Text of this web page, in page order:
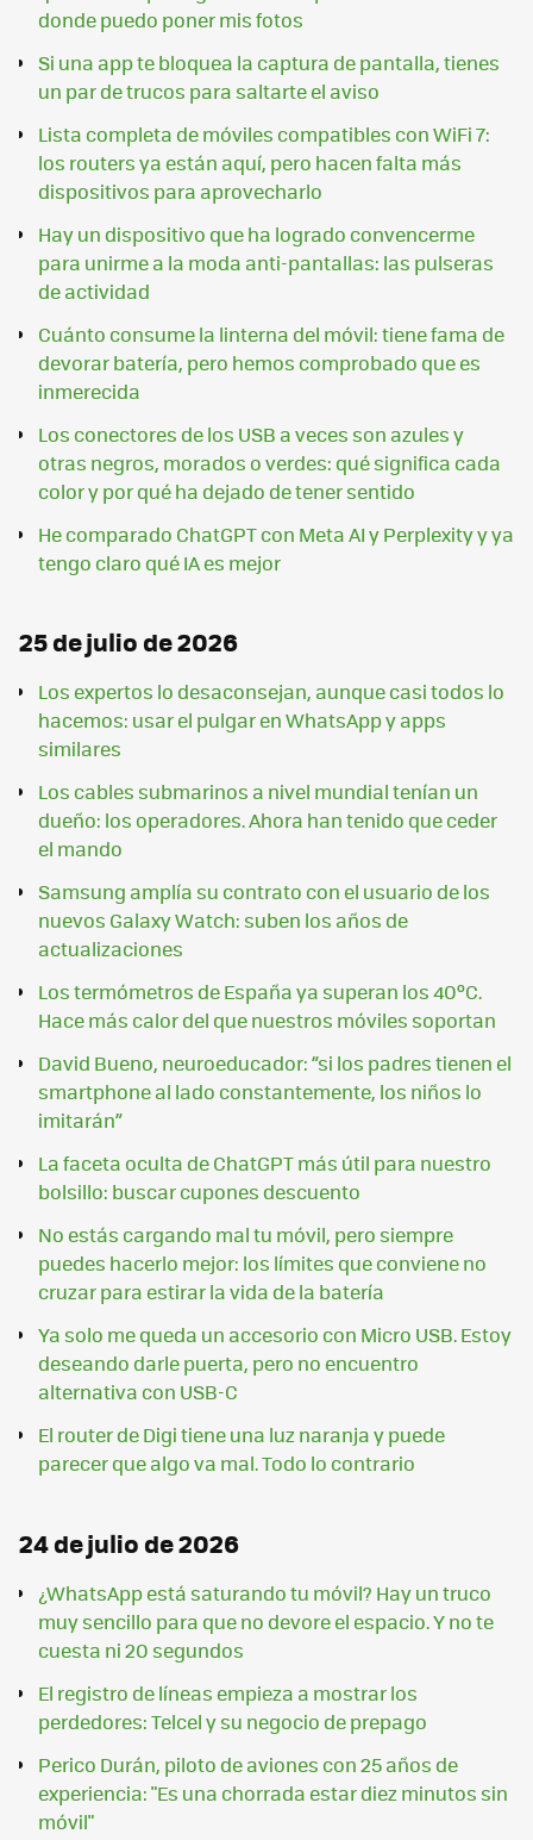
donde puedo poner mis fotos
Si una app te bloquea la captura de pantalla, tienes
un par de trucos para saltarte el aviso
Lista completa de móviles compatibles con WiFi 7:
los routers ya están aquí, pero hacen falta más
dispositivos para aprovecharlo
Hay un dispositivo que ha logrado convencerme
para unirme a la moda anti-pantallas: las pulseras
de actividad
Cuánto consume la linterna del móvil: tiene fama de
devorar batería, pero hemos comprobado que es
inmerecida
Los conectores de los USB a veces son azules y
otras negros, morados o verdes: qué significa cada
color y por qué ha dejado de tener sentido
He comparado ChatGPT con Meta AI y Perplexity y ya
tengo claro qué IA es mejor
25 de julio de 2026
Los expertos lo desaconsejan, aunque casi todos lo
hacemos: usar el pulgar en WhatsApp y apps
similares
Los cables submarinos a nivel mundial tenían un
dueño: los operadores. Ahora han tenido que ceder
el mando
Samsung amplía su contrato con el usuario de los
nuevos Galaxy Watch: suben los años de
actualizaciones
Los termómetros de España ya superan los 40ºC.
Hace más calor del que nuestros móviles soportan
David Bueno, neuroeducador: “si los padres tienen el
smartphone al lado constantemente, los niños lo
imitarán”
La faceta oculta de ChatGPT más útil para nuestro
bolsillo: buscar cupones descuento
No estás cargando mal tu móvil, pero siempre
puedes hacerlo mejor: los límites que conviene no
cruzar para estirar la vida de la batería
Ya solo me queda un accesorio con Micro USB. Estoy
deseando darle puerta, pero no encuentro
alternativa con USB-C
El router de Digi tiene una luz naranja y puede
parecer que algo va mal. Todo lo contrario
24 de julio de 2026
¿WhatsApp está saturando tu móvil? Hay un truco
muy sencillo para que no devore el espacio. Y no te
cuesta ni 20 segundos
El registro de líneas empieza a mostrar los
perdedores: Telcel y su negocio de prepago
Perico Durán, piloto de aviones con 25 años de
experiencia: "Es una chorrada estar diez minutos sin
móvil"